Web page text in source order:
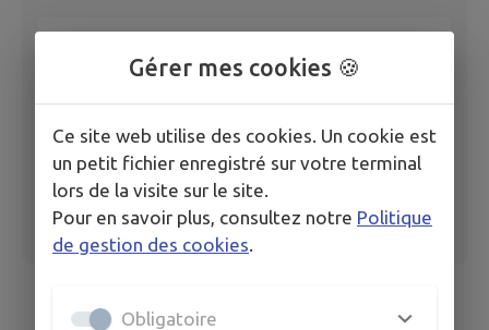
Gérer mes cookies 🍪
Ce site web utilise des cookies. Un cookie est
un petit fichier enregistré sur votre terminal
lors de la visite sur le site.
Pour en savoir plus, consultez notre Politique
de gestion des cookies
Obligatoire